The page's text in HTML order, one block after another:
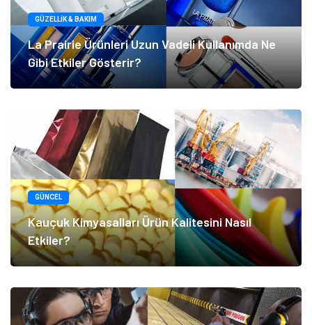
GÜZELLIK & BAKIM
La Prairie Ürünleri Uzun Vadeli Kullanımda Ne
Gibi Etkiler Gösterir?
GÜNCEL
Kauçuk Kimyasalları Ürün Kalitesini Nasıl
Etkiler?